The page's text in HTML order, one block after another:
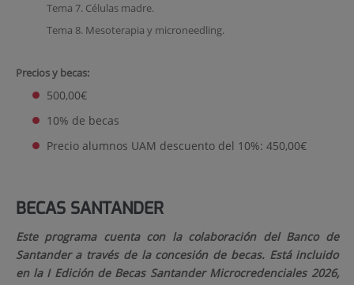
Tema 7. Células madre.
Tema 8. Mesoterapia y microneedling.
Precios y becas:
500,00€
10% de becas
Precio alumnos UAM descuento del 10%: 450,00€
BECAS SANTANDER
Este programa cuenta con la colaboración del Banco de
Santander a través de la concesión de becas. Está incluido
en la I Edición de Becas Santander Microcredenciales 2026,